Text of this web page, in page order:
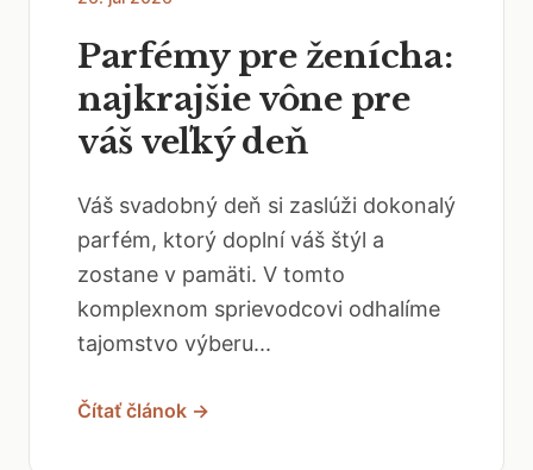
Parfémy pre ženícha:
najkrajšie vône pre
váš veľký deň
Váš svadobný deň si zaslúži dokonalý
parfém, ktorý doplní váš štýl a
zostane v pamäti. V tomto
komplexnom sprievodcovi odhalíme
tajomstvo výberu...
Čítať článok →